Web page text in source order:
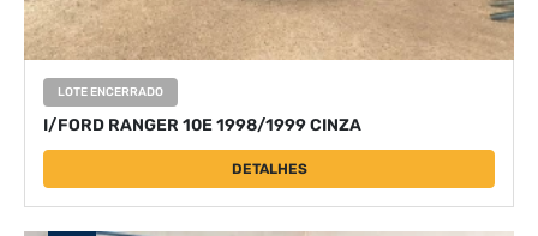
LOTE ENCERRADO
I/FORD RANGER 10E 1998/1999 CINZA
DETALHES